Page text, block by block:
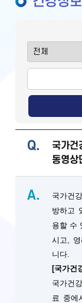
Q.
국가
동영상
A.
국가건
방하고
용할 수
시고,
니다.
[국가건
국가건
료 중에